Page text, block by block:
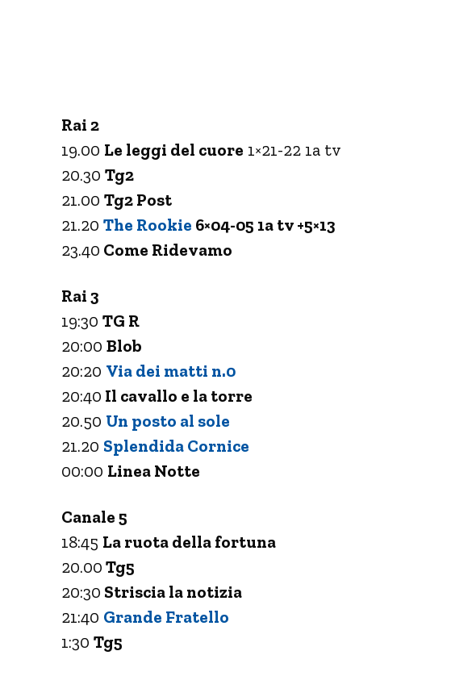
Rai 2
19.00 Le leggi del cuore 1×21-22 1a tv
20.30 Tg2
21.00 Tg2 Post
21.20 The Rookie 6×04-05 1a tv +5×13
23.40 Come Ridevamo
Rai 3
19:30 TG R
20:00 Blob
20:20 Via dei matti n.0
20:40 Il cavallo e la torre
20.50 Un posto al sole
21.20 Splendida Cornice
00:00 Linea Notte
Canale 5
18:45 La ruota della fortuna
20.00 Tg5
20:30 Striscia la notizia
21:40 Grande Fratello
1:30 Tg5